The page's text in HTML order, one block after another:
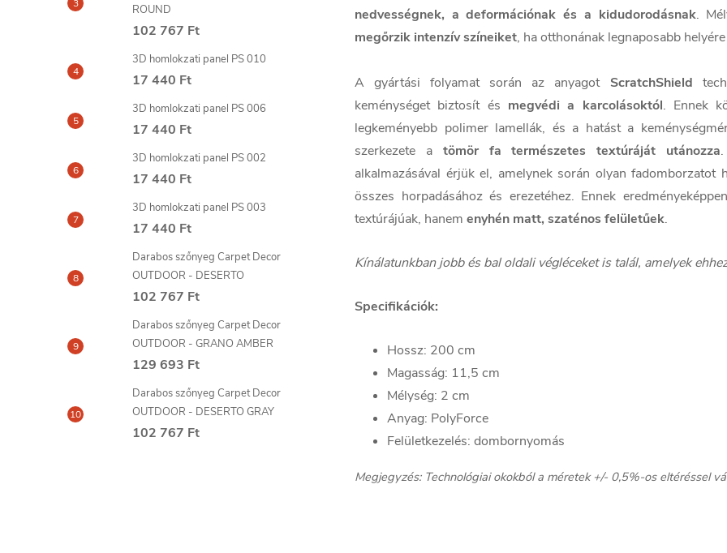
ROUND
102 767 Ft
3D homlokzati panel PS 010
17 440 Ft
3D homlokzati panel PS 006
17 440 Ft
3D homlokzati panel PS 002
17 440 Ft
3D homlokzati panel PS 003
17 440 Ft
Darabos szőnyeg Carpet Decor
OUTDOOR - DESERTO
102 767 Ft
Darabos szőnyeg Carpet Decor
OUTDOOR - GRANO AMBER
129 693 Ft
Darabos szőnyeg Carpet Decor
OUTDOOR - DESERTO GRAY
102 767 Ft
nedvességnek, a deformációnak és a kidudorodásnak.
megőrzik intenzív színeiket, ha otthonának legnaposabb
A gyártási folyamat során az anyagot ScratchShield
keménységet biztosít és megvédi a karcolásoktól. Ennek
legkeményebb polimer lamellák, és a hatást a
szerkezete a tömör fa természetes textúráját utánozza
alkalmazásával érjük el, amelynek során olyan
összes horpadásához és erezetéhez. Ennek
textúrájúak, hanem enyhén matt, szaténos felületűek.
Kínálatunkban jobb és bal oldali végléceket is talál, amelyek
Specifikációk:
Hossz: 200 cm
Magasság: 11,5 cm
Mélység: 2 cm
Anyag: PolyForce
Felületkezelés: dombornyomás
Megjegyzés: Technológiai okokból a méretek +/- 0,5%-os eltéréssel